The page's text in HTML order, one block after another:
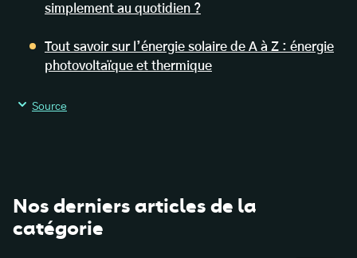
simplement au quotidien ?
Tout savoir sur l’énergie solaire de A à Z : énergie
photovoltaïque et thermique
Source
pour la transition énergétique dans mon habitation
principale ?
Nos derniers articles de la
catégorie